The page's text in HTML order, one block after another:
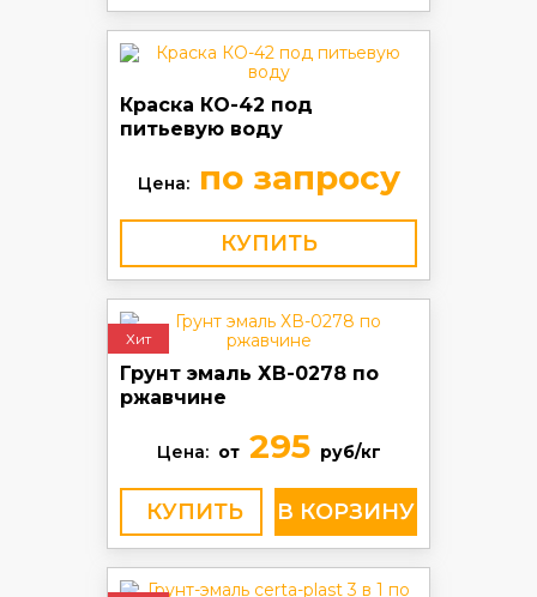
Краска КО-42 под
питьевую воду
Цена:по запросу
КУПИТЬ
Хит
Грунт эмаль ХВ-0278 по
ржавчине
Цена: от295 руб/кг
КУПИТЬ